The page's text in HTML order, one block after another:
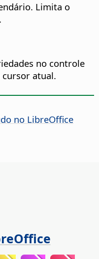
Limita o
no controle
cursor atual.
no LibreOffice